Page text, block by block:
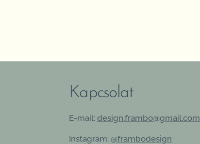
Kapcsolat
E-mail: design.frambo@gmail.com
Instagram: @frambodesign